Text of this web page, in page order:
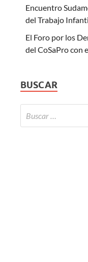
Encuentro
del Trabajo
El Foro por los
del CoSaPro con
BUSCAR